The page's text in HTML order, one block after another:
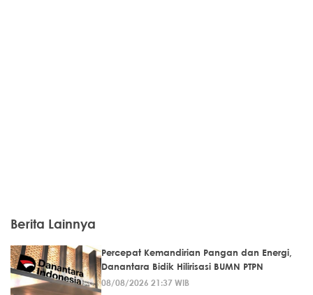
Berita Lainnya
Percepat Kemandirian Pangan dan Energi,
Danantara Bidik Hilirisasi BUMN PTPN
08/08/2026 21:37 WIB